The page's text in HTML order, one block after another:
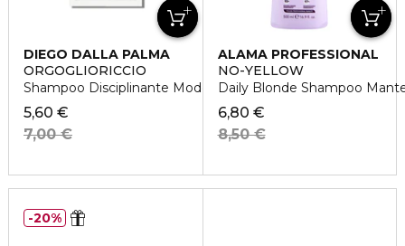
DIEGO DALLA PALMA
ORGOGLIORICCIO
Shampoo Disciplinante Modellante - Discovery Size
5,60 €
7,00 €
ALAMA PROFESSIONAL
NO-YELLOW
Daily Blonde Shampoo
6,80 €
8,50 €
20%